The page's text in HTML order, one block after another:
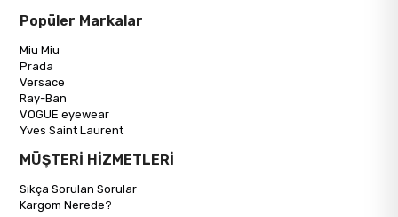
Popüler Markalar
Miu Miu
Prada
Versace
Ray-Ban
VOGUE eyewear
Yves Saint Laurent
MÜŞTERİ HİZMETLERİ
Sıkça Sorulan Sorular
Kargom Nerede?